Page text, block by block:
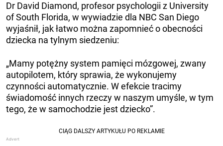
Dr David Diamond, profesor psychologii z University
of South Florida, w wywiadzie dla NBC San Diego
wyjaśnił, jak łatwo można zapomnieć o obecności
dziecka na tylnym siedzeniu:
„Mamy potężny system pamięci mózgowej, zwany
autopilotem, który sprawia, że ​​wykonujemy
czynności automatycznie. W efekcie tracimy
świadomość innych rzeczy w naszym umyśle, w tym
tego, że w samochodzie jest dziecko”.